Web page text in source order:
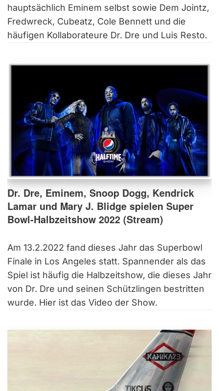
hauptsächlich Eminem selbst sowie Dem Jointz,
Fredwreck, Cubeatz, Cole Bennett und die
häufigen Kollaborateure Dr. Dre und Luis Resto.
Dr. Dre, Eminem, Snoop Dogg, Kendrick
Lamar und Mary J. Blidge spielen Super
Bowl-Halbzeitshow 2022 (Stream)
Am 13.2.2022 fand dieses Jahr das Superbowl
Finale in Los Angeles statt. Spannender als das
Spiel ist häufig die Halbzeitshow, die dieses Jahr
von Dr. Dre und seinen Schützlingen bestritten
wurde. Hier ist das Video der Show.